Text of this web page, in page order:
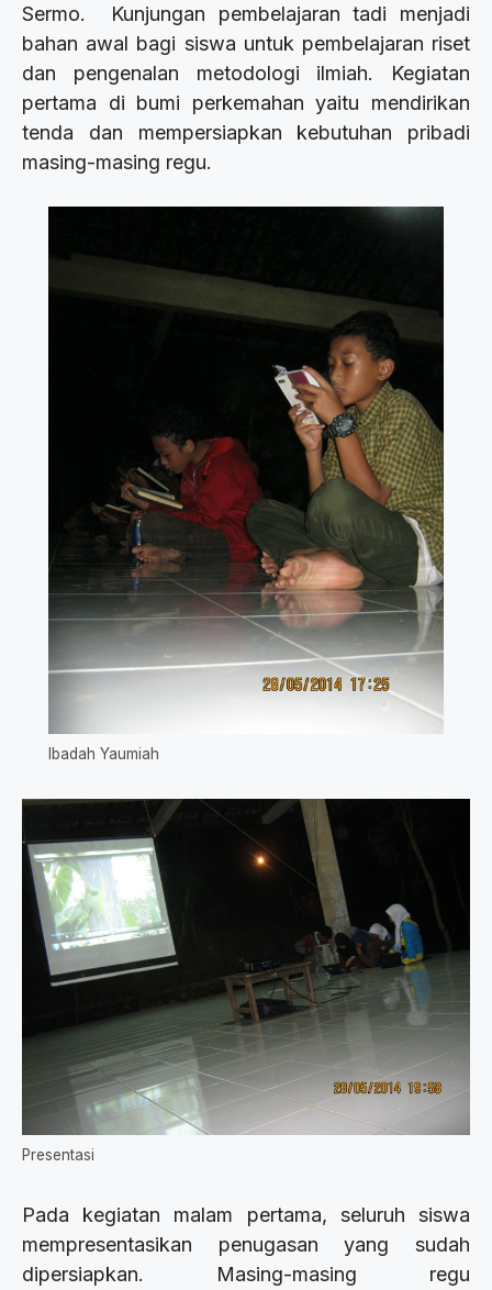
Sermo. Kunjungan pembelajaran tadi menjadi
bahan awal bagi siswa untuk pembelajaran riset
dan pengenalan metodologi ilmiah. Kegiatan
pertama di bumi perkemahan yaitu mendirikan
tenda dan mempersiapkan kebutuhan pribadi
masing-masing regu.
Ibadah Yaumiah
Presentasi
Pada kegiatan malam pertama, seluruh siswa
mempresentasikan penugasan yang sudah
dipersiapkan. Masing-masing regu